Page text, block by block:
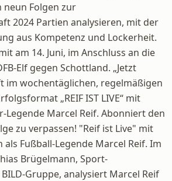
neun Folgen zur
2024 Partien analysieren, mit der
aus Kompetenz und Lockerheit.
am 14. Juni, im Anschluss an die
Elf gegen Schottland. „Jetzt
im wochentäglichen, regelmäßigen
„REIF IST LIVE“ mit
Marcel Reif. Abonniert den
zu verpassen! "Reif ist Live" mit
Fußball-Legende Marcel Reif. Im
Brügelmann, Sport-
Gruppe, analysiert Marcel Reif